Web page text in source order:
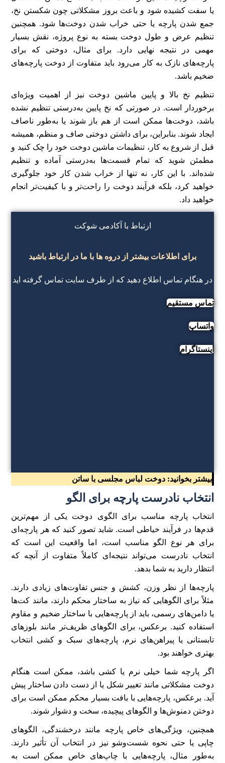
یا سفت کشیده شود و باعث بروز مشکلاتی چون شکستن نخ،
جمع شدن پارچه یا حتی خراب شدن دوخت‌ها شود. همچنین
تنظیم عرض و طول دوخت بسته به نوع پروژه، نقش بسیار
مهمی در نتیجه نهایی دارد. برای مثال، دوختی که برای
پارچه‌های نازک به کار می‌رود باید متفاوت از دوخت پارچه‌های
ضخیم باشد.
تنظیم نخ بالا و پایین ماشین دوخت نیز از اهمیت ویژه‌ای
برخوردار است. در صورتی که نخ پایین به‌درستی تنظیم نشده
باشد، دوخت‌ها ممکن است از هم باز شوند یا به‌طور ناصاف
ایجاد شوند. بنابراین، برای داشتن دوختی صاف و منظم، همیشه
قبل از شروع به کار، تنظیمات ماشین دوخت خود را چک کنید و
مطمئن شوید که تمام قسمت‌ها به‌درستی آماده و تنظیم
شده‌اند. با این کار، نه تنها از خراب شدن کار خود جلوگیری
خواهید کرد، بلکه فرآیند دوخت را راحت‌تر و با کیفیت‌تر انجام
خواهید داد.
ارتباط با آکادمی شوکت
برای اطلاعات بیشتر از دروه ها با ما در ارتباط باشید
در هنگام تماس اطلاع دهید که از طرف سایت تماس گرفته اید
تماس مستقیم
واتساپ
اینستاگرام
بیشتر بخوانید:دوخت لباس مجلسی با ساتن
انتخاب نادرست پارچه برای الگو
انتخاب پارچه مناسب برای الگوی دوخت یکی از مهم‌ترین
قدم‌ها در فرآیند خیاطی است. شاید تصور کنید که هر پارچه‌ای
برای هر نوع الگو مناسب است، اما واقعیت این است که
انتخاب نادرست می‌تواند نتیجه‌ای کاملاً متفاوت از آنچه که
انتظار دارید به شما بدهد.
پارچه‌ها از نظر وزن، کشش و جنس تفاوت‌های زیادی دارند.
مثلاً برای الگوهایی که نیاز به ساختار محکم دارند، مانند کت‌ها
یا دامن‌های رسمی، باید از پارچه‌هایی با ساختار ضخیم و مقاوم
استفاده کنید. برعکس، برای الگوهای ظریف‌تر مانند بلوزهای
تابستانی یا پیراهن‌های نرم، پارچه‌های سبک و کشی انتخاب
بهتری خواهند بود.
اگر پارچه شما خیلی نرم یا کشی باشد، ممکن است هنگام
دوخت مشکلاتی مانند تغییر شکل یا از دست دادن ساختار پیش
آید. برعکس، پارچه‌هایی با بافت بسیار محکم ممکن است برای
دوختن دمنوش‌ها و الگوهای پیچیده، سخت و دشوار شوند.
همچنین، ویژگی‌های خاص پارچه مانند درخشندگی، الگوهای
چاپی یا حتی نحوه شست‌وشو نیز در انتخاب آن تأثیر دارند.
به‌طور مثال، پارچه‌هایی با چاپ‌های خاص ممکن است به